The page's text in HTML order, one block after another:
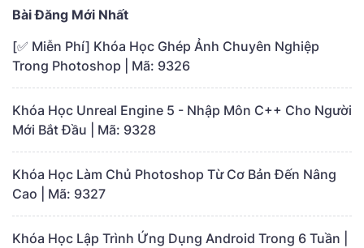
Bài Đăng Mới Nhất
[✅ Miễn Phí] Khóa Học Ghép Ảnh Chuyên Nghiệp
Trong Photoshop | Mã: 9326
Khóa Học Unreal Engine 5 - Nhập Môn C++ Cho Người
Mới Bắt Đầu | Mã: 9328
Khóa Học Làm Chủ Photoshop Từ Cơ Bản Đến Nâng
Cao | Mã: 9327
Khóa Học Lập Trình Ứng Dụng Android Trong 6 Tuần |